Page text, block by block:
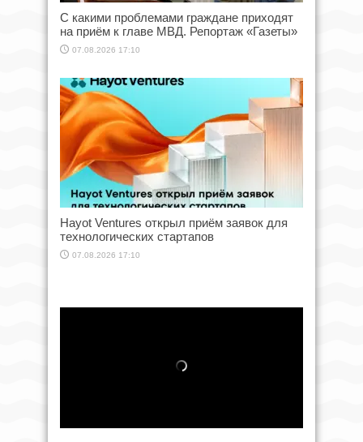
С какими проблемами граждане приходят
на приём к главе МВД. Репортаж «Газеты»
07.08.2026 17:10
Hayot Ventures открыл приём заявок для
технологических стартапов
07.08.2026 17:10